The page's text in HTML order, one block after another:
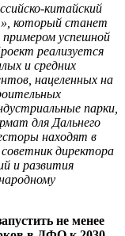
китайский
который станет
успешной
реализуется
и средних
нацеленных на
парки,
для Дальнего
находят в
директора
и развития
не менее